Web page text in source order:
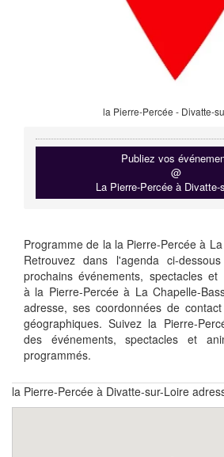
la Pierre-Percée - Divatte-
Publiez vos
@
La Pierre-Percée à Divatte-
Programme de la la Pierre-Percée à
Retrouvez dans l'agenda ci-
prochains événements, spectacles et
à la Pierre-Percée à La Chapelle-
adresse, ses coordonnées de
géographiques. Suivez la Pierre-
des événements, spectacles et
programmés.
la Pierre-Percée à Divatte-sur-Loire